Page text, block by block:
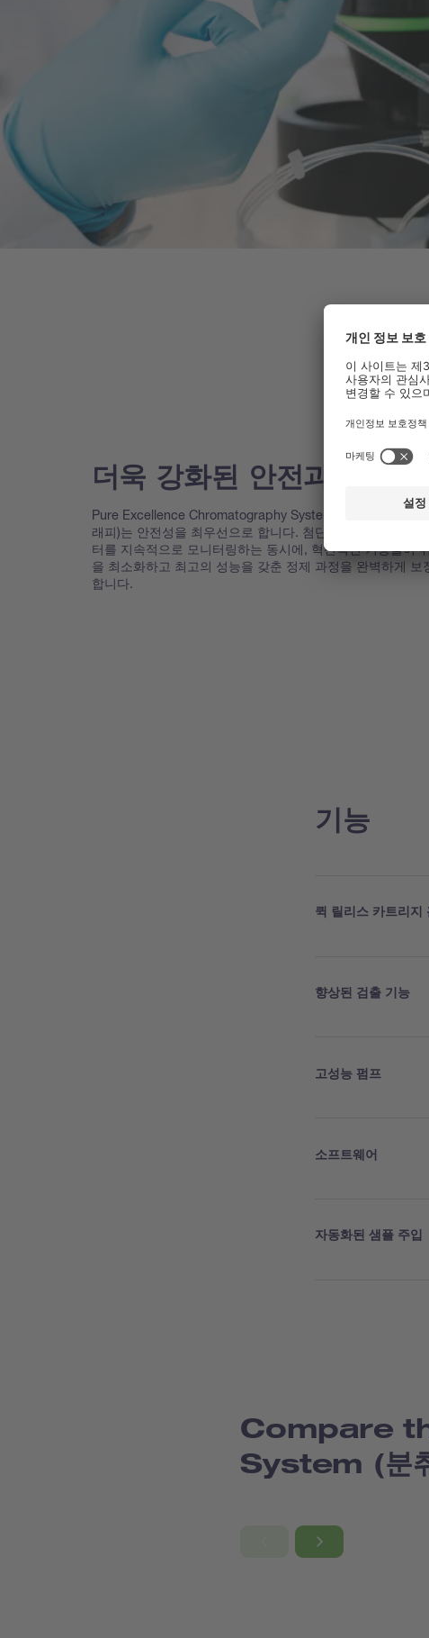
더욱 강화된 안전과 보안
Pure Excellence Chromatography Systems (분취 크로마토
래피)는 안전성을 최우선으로 합니다. 첨단 센서가 주요 파라
터를 지속적으로 모니터링하는 동시에, 혁신적인 기능들이
을 최소화하고 최고의 성능을 갖춘 정제 과정을 완벽하게 보
합니다.
기능
퀵 릴리스 카트리지
향상된 검출 기능
고성능 펌프
소프트웨어
자동화된 샘플 주입
Compare
System (분